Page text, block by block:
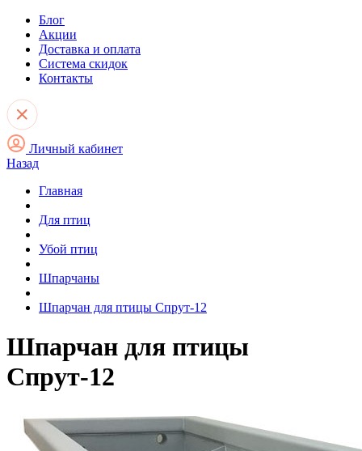
Блог
Акции
Доставка и оплата
Система скидок
Контакты
Личный кабинет
Назад
Главная
Для птиц
Убой птиц
Шпарчаны
Шпарчан для птицы Спрут-12
Шпарчан для птицы
Спрут-12